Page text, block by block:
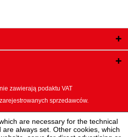
zawierają podaktu VAT
sprzedawców.
are necessary for the technical
always set. Other cookies, which